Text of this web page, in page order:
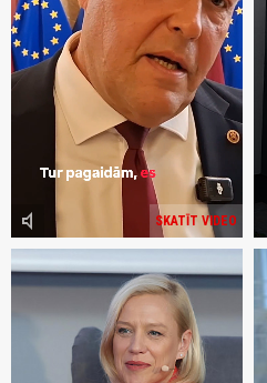
SKATĪT VIDEO
volume_mute